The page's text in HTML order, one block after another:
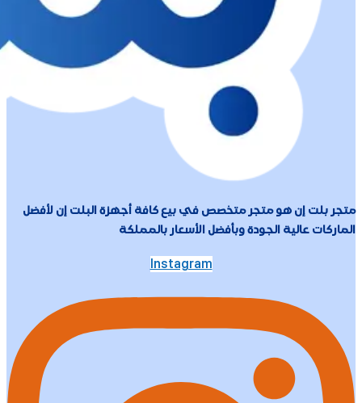
متجر بلت إن هو متجر متخصص في بيع كافة أجهزة البلت إن لأفضل
الماركات عالية الجودة وبأفضل الأسعار بالمملكة
Instagram